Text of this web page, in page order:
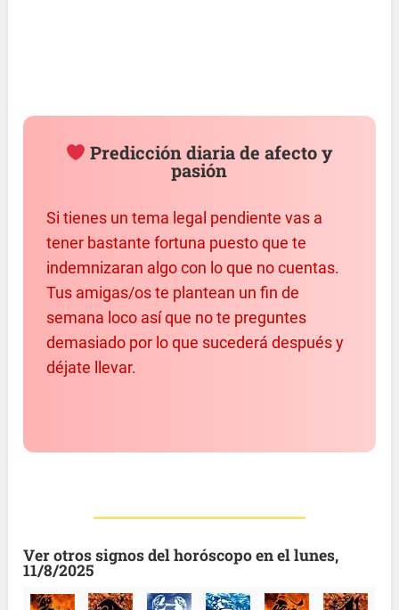
Predicción diaria de afecto y
pasión
Si tienes un tema legal pendiente vas a
tener bastante fortuna puesto que te
indemnizaran algo con lo que no cuentas.
Tus amigas/os te plantean un fin de
semana loco así que no te preguntes
demasiado por lo que sucederá después y
déjate llevar.
Ver otros signos del horóscopo en el lunes,
11/8/2025